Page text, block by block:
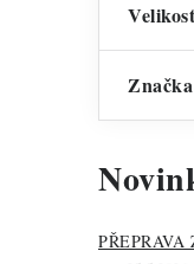
Velikost
Značka